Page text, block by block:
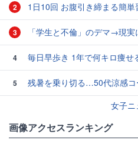
2 1日10回 お腹引き締まる簡単
3 「学生と不倫」のデマ→現実
4 毎日早歩き 1年で何キロ痩せ
5
残暑を乗り切る…50代涼感コ
女子ニ
画像アクセスランキング